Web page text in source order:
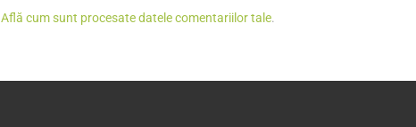
Află cum sunt procesate datele comentariilor tale.